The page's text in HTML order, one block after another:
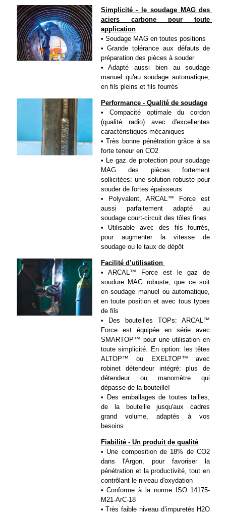
Simplicité - le soudage MAG des
aciers carbone pour toute
application
• Soudage MAG en toutes positions
• Grande tolérance aux défauts de
préparation des pièces à souder
• Adapté aussi bien au soudage
manuel qu'au soudage automatique,
en fils pleins et fils fourrés
Performance - Qualité de soudage
• Compacité optimale du cordon
(qualité radio) avec d'excellentes
caractéristiques mécaniques
• Très bonne pénétration grâce à sa
forte teneur en CO2
• Le gaz de protection pour soudage
MAG des pièces fortement
sollicitées: une solution robuste pour
souder de fortes épaisseurs
• Polyvalent, ARCAL™ Force est
aussi parfaitement adapté au
soudage court-circuit des tôles fines
• Utilisable avec des fils fourrés,
pour augmenter la vitesse de
soudage ou le taux de dépôt
Facilité d’utilisation
• ARCAL™ Force est le gaz de
soudure MAG robuste, que ce soit
en soudage manuel ou automatique,
en toute position et avec tous types
de fils
• Des bouteilles TOPs: ARCAL™
Force est équipée en série avec
SMARTOP™ pour une utilisation en
toute simplicité. En option: les têtes
ALTOP™ ou EXELTOP™ avec
robinet détendeur intégré: plus de
détendeur ou manomètre qui
dépasse de la bouteille!
• Des emballages de toutes tailles,
de la bouteille jusqu'aux cadres
grand volume, adaptés à vos
besoins
Fiabilité - Un produit de qualité
• Une composition de 18% de CO2
dans l'Argon, pour favoriser la
pénétration et la productivité, tout en
contrôlant le niveau d'oxydation
• Conforme à la norme ISO 14175-
M21-ArC-18
• Très faible niveau d’impuretés H2O